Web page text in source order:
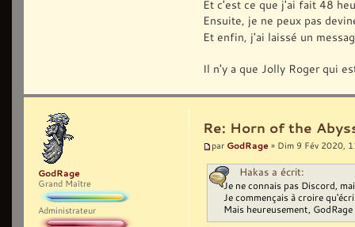
Et c'est ce que j'ai fait 48
Ensuite, je ne peux pas
Et enfin, j'ai laissé un
Il n'y a que Jolly Roger qui
Re: Horn of the
par GodRage » Dim 9 Fév 2020,
Hakas a écrit:
Je ne connais pas Discord,
Je commençais à croire
Mais heureusement,
GodRage
Grand Maître
Administrateur